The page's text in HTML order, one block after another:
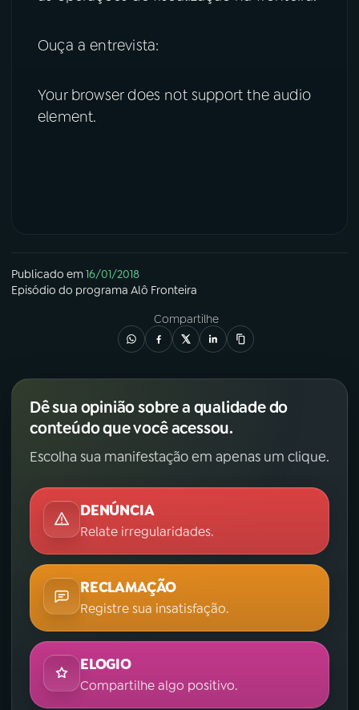
Ouça a entrevista:
Your browser does not support the audio
element.
Publicado em16/01/2018
Episódio do programa Alô Fronteira
Compartilhe
Dê sua opinião sobre a qualidade do
conteúdo que você acessou.
Escolha sua manifestação em apenas um clique.
DENÚNCIA
Relate irregularidades.
RECLAMAÇÃO
Registre sua insatisfação.
ELOGIO
Compartilhe algo positivo.